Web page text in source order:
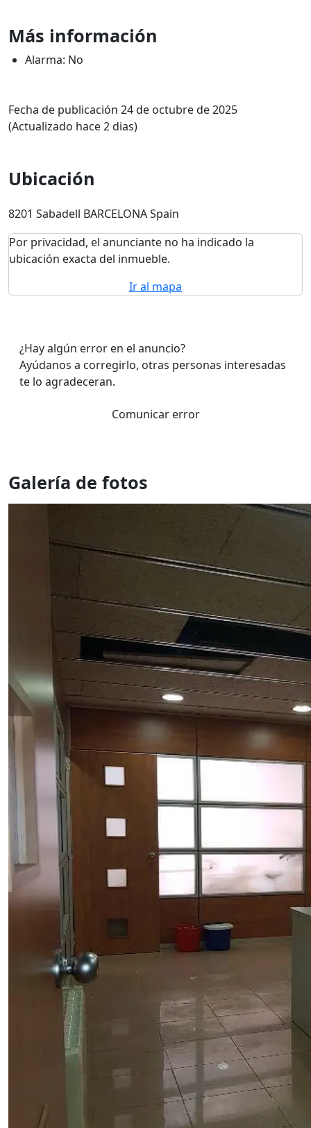
Más información
Alarma: No
Fecha de publicación 24 de octubre de 2025
(Actualizado hace 2 dias)
Ubicación
8201 Sabadell BARCELONA Spain
Por privacidad, el anunciante no ha indicado la
ubicación exacta del inmueble.
Ir al mapa
¿Hay algún error en el anuncio?
Ayúdanos a corregirlo, otras personas interesadas
te lo agradeceran.
Comunicar error
Galería de fotos